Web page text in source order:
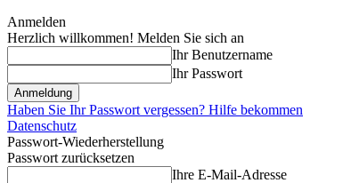
Anmelden
Herzlich willkommen! Melden Sie sich an
Ihr Benutzername
Ihr Passwort
Haben Sie Ihr Passwort vergessen? Hilfe bekommen
Datenschutz
Passwort-Wiederherstellung
Passwort zurücksetzen
Ihre E-Mail-Adresse